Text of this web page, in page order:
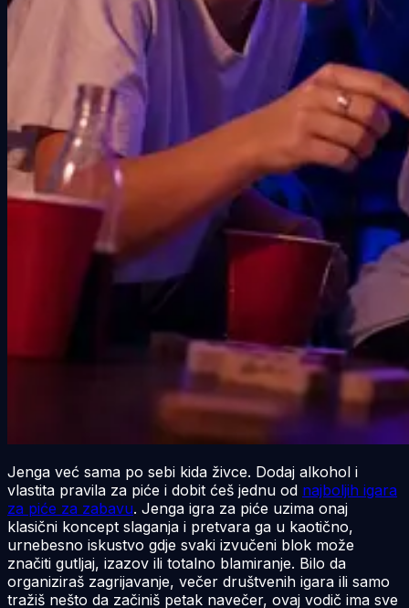
Jenga već sama po sebi kida živce. Dodaj alkohol i
vlastita pravila za piće i dobit ćeš jednu od najboljih igara
za piće za zabavu. Jenga igra za piće uzima onaj
klasični koncept slaganja i pretvara ga u kaotično,
urnebesno iskustvo gdje svaki izvučeni blok može
značiti gutljaj, izazov ili totalno blamiranje. Bilo da
organiziraš zagrijavanje, večer društvenih igara ili samo
tražiš nešto da začiniš petak navečer, ovaj vodič ima sve